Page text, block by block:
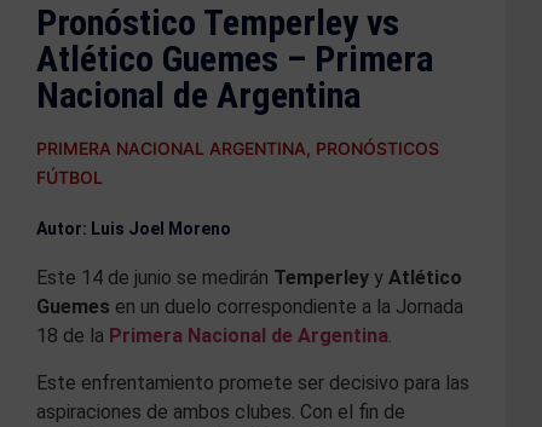
Pronóstico Temperley vs
Atlético Guemes – Primera
Nacional de Argentina
PRIMERA NACIONAL ARGENTINA, PRONÓSTICOS
FÚTBOL
Autor: Luis Joel Moreno
Este 14 de junio se medirán Temperley y Atlético
Guemes en un duelo correspondiente a la Jornada
18 de la Primera Nacional de Argentina.
Este enfrentamiento promete ser decisivo para las
aspiraciones de ambos clubes. Con el fin de